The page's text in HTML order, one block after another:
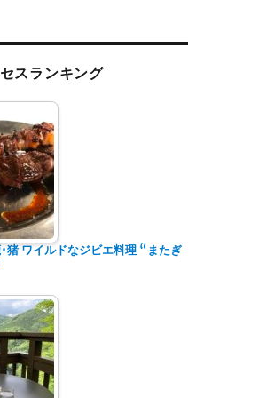
スランキング
･猪 ワイルドなジビエ料理 “またぎ